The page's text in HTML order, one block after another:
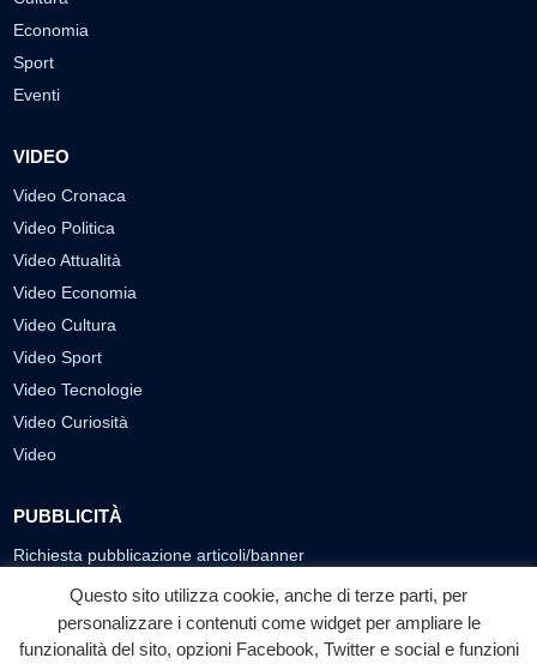
Economia
Sport
Eventi
VIDEO
Video Cronaca
Video Politica
Video Attualità
Video Economia
Video Cultura
Video Sport
Video Tecnologie
Video Curiosità
Video
PUBBLICITÀ
Richiesta pubblicazione articoli/banner
SEGUICI SUI SOCIAL
f ◎ ▶
Questo sito utilizza cookie, anche di terze parti, per
personalizzare i contenuti come widget per ampliare le
funzionalità del sito, opzioni Facebook, Twitter e social e funzioni